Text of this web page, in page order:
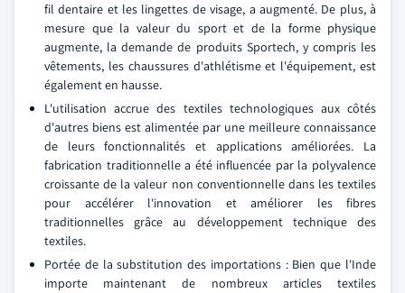
fil dentaire et les lingettes de visage, a augmenté. De plus, à
mesure que la valeur du sport et de la forme physique
augmente, la demande de produits Sportech, y compris les
vêtements, les chaussures d'athlétisme et l'équipement, est
également en hausse.
L'utilisation accrue des textiles technologiques aux côtés
d'autres biens est alimentée par une meilleure connaissance
de leurs fonctionnalités et applications améliorées. La
fabrication traditionnelle a été influencée par la polyvalence
croissante de la valeur non conventionnelle dans les textiles
pour accélérer l'innovation et améliorer les fibres
traditionnelles grâce au développement technique des
textiles.
Portée de la substitution des importations : Bien que l'Inde
importe maintenant de nombreux articles textiles